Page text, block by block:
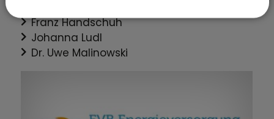
Franz Handschuh
Johanna Ludl
Dr. Uwe Malinowski